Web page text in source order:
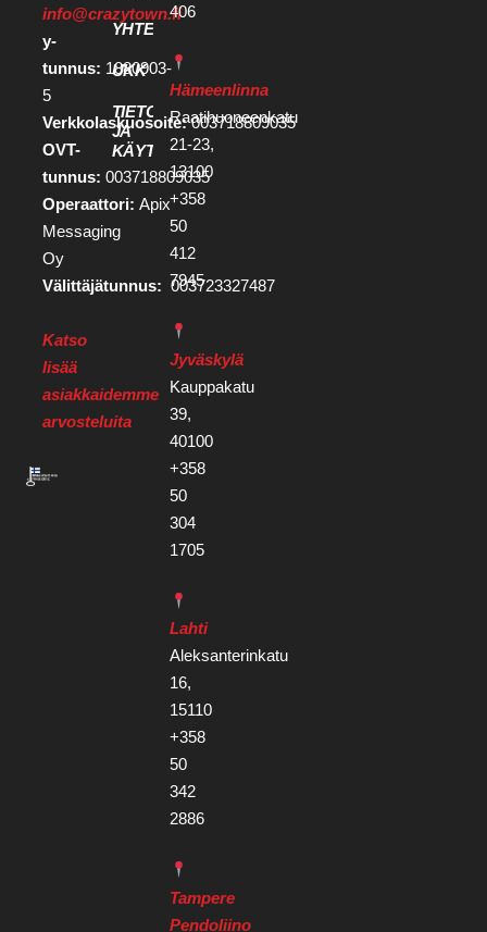
info@crazytown.fi
y-
tunnus: 1880903-
5
Verkkolaskuosoite:003718809035
OVT-
tunnus: 003718809035
Operaattori: Apix
Messaging
Oy
Välittäjätunnus: 003723327487
Katso
lisää
asiakkaidemme
arvosteluita
YHTEYSTIEDOT
UKK
TIETOSUOJA
JA
KÄYTTÖEHDOT
406
Hämeenlinna
Raatihuoneenkatu
21-23,
13100
+358
50
412
7945
Jyväskylä
Kauppakatu
39,
40100
+358
50
304
1705
Lahti
Aleksanterinkatu
16,
15110
+358
50
342
2886
Tampere
Pendoliino